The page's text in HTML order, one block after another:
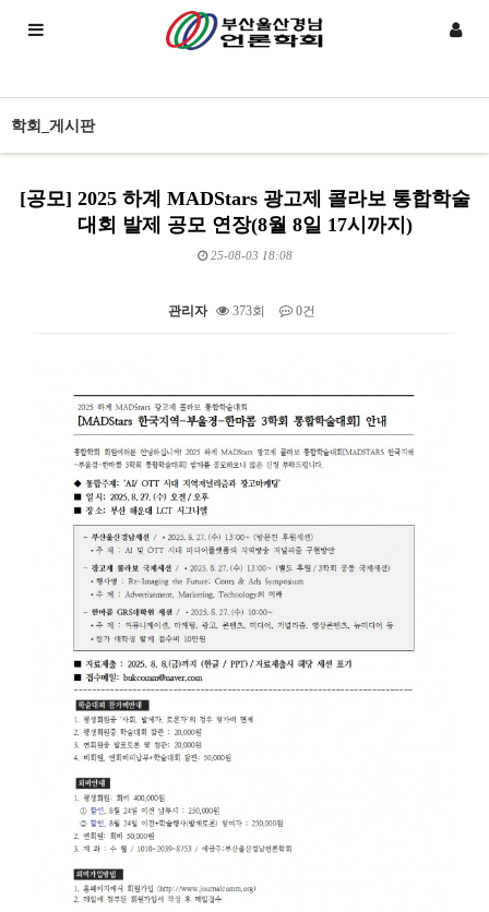
학회_게시판
[공모] 2025 하계 MADStars 광고제 콜라보 통합학술
대회 발제 공모 연장(8월 8일 17시까지)
25-08-03 18:08
관리자 373회 0건